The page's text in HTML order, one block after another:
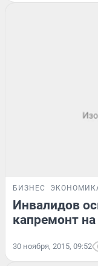
БИЗНЕС
Инвалидов
капремонт на
30 ноября, 2015, 09:52